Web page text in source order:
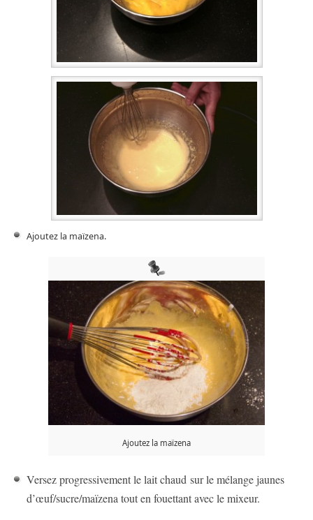
Ajoutez la maïzena.
Ajoutez la maïzena
Versez progressivement le lait chaud sur le mélange jaunes
d’œuf/sucre/maïzena tout en fouettant avec le mixeur.